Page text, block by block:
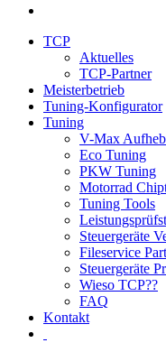
TCP
Aktuelles
TCP-Partner
Meisterbetrieb
Tuning-Konfigurator
Tuning
V-Max
Eco Tuning
PKW Tuning
Motorrad
Tuning Tools
Steuergeräte
Fileservice
Steuergeräte
Wieso TCP??
FAQ
Kontakt